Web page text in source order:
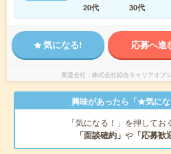
20代
30代
気になる! 応募へ進
派遣会社 株式会社綜合キャリアオプ
興味があったら「★気にな
「気になる！」を押してお
「面談確約」 や 「応募歓